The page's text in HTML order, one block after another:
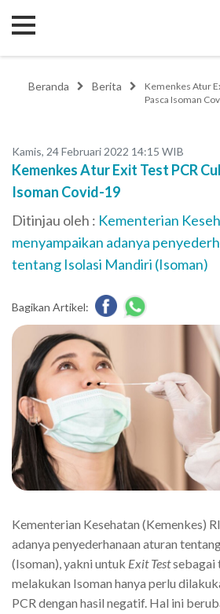
Beranda Berita
Kemenkes Atur
Pasca Isoman
Kamis, 24 Februari 2022 14:15 WIB
Kemenkes Atur Exit Test PCR
Isoman Covid-19
Ditinjau oleh : Kementerian
menyampaikan adanya
tentang Isolasi Mandiri (Isoman)
Bagikan Artikel:
Kementerian Kesehatan (Kemenkes)
adanya penyederhanaan aturan
(Isoman), yakni untuk Exit Testsebagai
melakukan Isoman hanya perlu
PCR dengan hasil negatif. Hal ini